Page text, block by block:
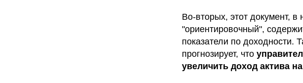
Во-вторых, этот документ, в
"ориентировочный",
показатели по доходности.
прогнозирует, что
увеличить доход актива